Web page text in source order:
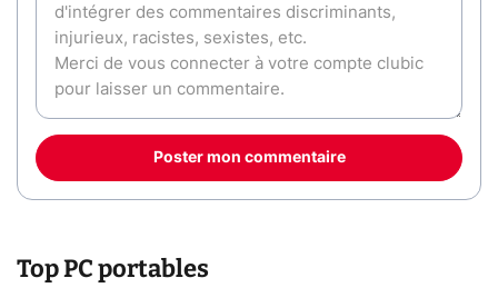
Poster mon commentaire
Top PC portables